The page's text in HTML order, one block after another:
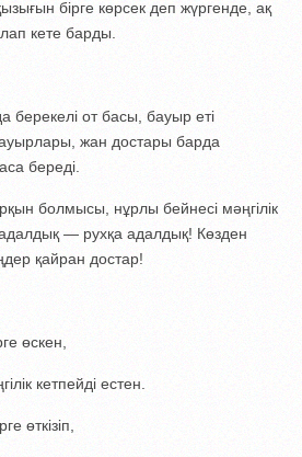
бірге көрсек деп жүргенде, ақ
кете барды.
от басы, бауыр еті
жан достары барда
береді.
болмысы, нұрлы бейнесі мәңгілік
— рухқа адалдық! Көзден
қайран достар!
өскен,
кетпейді естен.
өткізіп,